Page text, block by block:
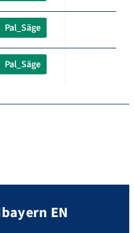
Pal_Säge
Pal_Säge
EN